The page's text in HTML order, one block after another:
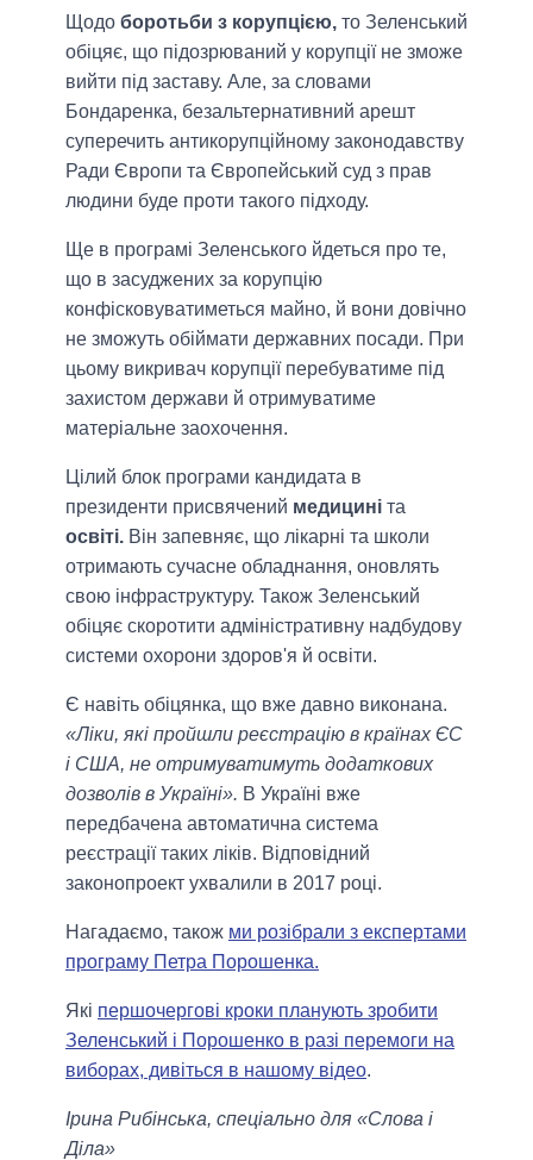
Щодо боротьби з корупцією, то Зеленський
обіцяє, що підозрюваний у корупції не зможе
вийти під заставу. Але, за словами
Бондаренка, безальтернативний арешт
суперечить антикорупційному законодавству
Ради Європи та Європейський суд з прав
людини буде проти такого підходу.
Ще в програмі Зеленського йдеться про те,
що в засуджених за корупцію
конфісковуватиметься майно, й вони довічно
не зможуть обіймати державних посади. При
цьому викривач корупції перебуватиме під
захистом держави й отримуватиме
матеріальне заохочення.
Цілий блок програми кандидата в
президенти присвячений медицині та
освіті. Він запевняє, що лікарні та школи
отримають сучасне обладнання, оновлять
свою інфраструктуру. Також Зеленський
обіцяє скоротити адміністративну надбудову
системи охорони здоров'я й освіти.
Є навіть обіцянка, що вже давно виконана.
«Ліки, які пройшли реєстрацію в країнах ЄС
і США, не отримуватимуть додаткових
дозволів в Україні». В Україні вже
передбачена автоматична система
реєстрації таких ліків. Відповідний
законопроект ухвалили в 2017 році.
Нагадаємо, також ми розібрали з експертами
програму Петра Порошенка.
Які першочергові кроки планують зробити
Зеленський і Порошенко в разі перемоги на
виборах, дивіться в нашому відео.
Ірина Рибінська, спеціально для «Слова і
Діла»